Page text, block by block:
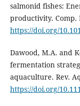
salmonid fishes:
productivity. Comp.
https://doi.org/
Dawood, M.A. and
fermentation
aquaculture. Rev.
https://doi.org/